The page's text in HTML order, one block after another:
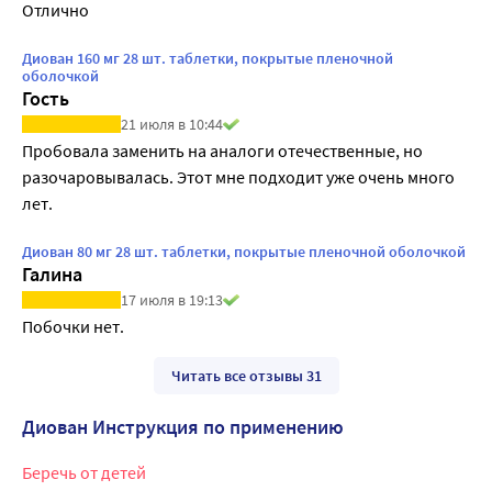
Отлично
Диован 160 мг 28 шт. таблетки, покрытые пленочной
оболочкой
Гость
21 июля в 10:44
Пробовала заменить на аналоги отечественные, но
разочаровывалась. Этот мне подходит уже очень много
лет.
Диован 80 мг 28 шт. таблетки, покрытые пленочной оболочкой
Галина
17 июля в 19:13
Побочки нет.
Читать все отзывы 31
Диован Инструкция по применению
Беречь от детей